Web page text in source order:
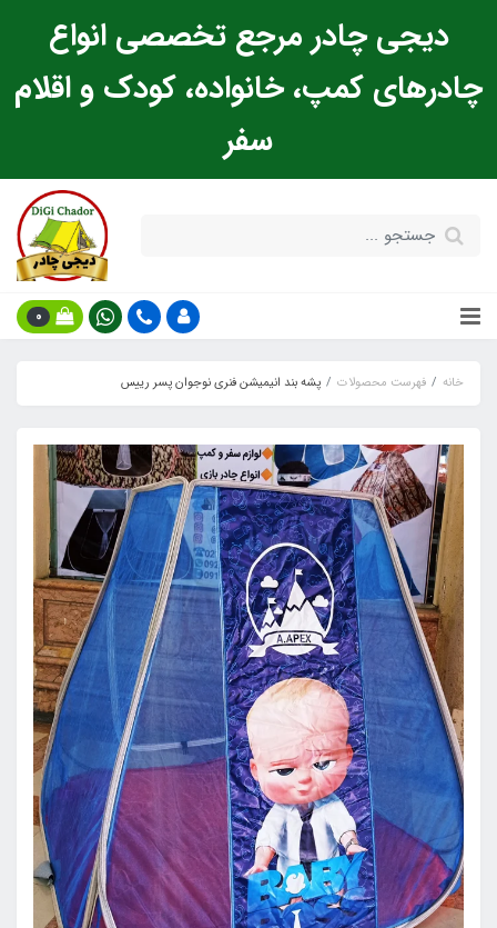
دیجی چادر مرجع تخصصی انواع
چادرهای کمپ، خانواده، کودک و اقلام
سفر
0
خانه فهرست محصولات پشه‌ بند انیمیشن فنری نوجوان پسر رییس